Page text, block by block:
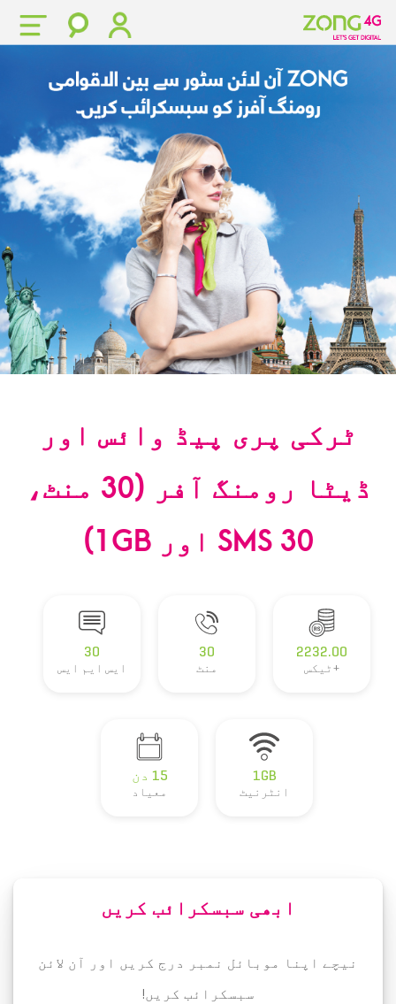
ٹرکی پری پیڈ وائس اور
ڈیٹا رومنگ آفر (30 منٹ،
30 SMS اور 1GB)
2232.00
+ٹیکس
30
منٹ
30
ایس ایم ایس
1GB
انٹرنیٹ
15 دن
معیاد
ابھی سبسکرائب کریں
نیچے اپنا موبائل نمبر درج کریں اور آن لائن
سبسکرائب کریں!